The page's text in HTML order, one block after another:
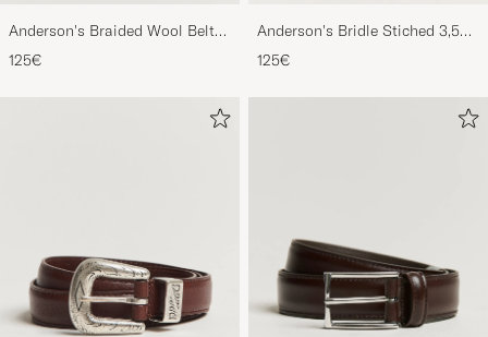
Anderson's Braided Wool Belt
Brown
125€
Anderson's Bridle Stiched 3,5
cm Leather Belt Tan
125€